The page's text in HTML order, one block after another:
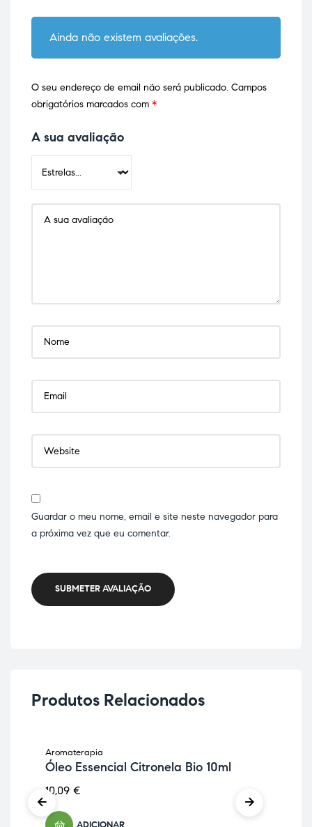
Ainda não existem avaliações.
O seu endereço de email não será publicado. Campos
obrigatórios marcados com *
A sua avaliação
Guardar o meu nome, email e site neste navegador para
a próxima vez que eu comentar.
SUBMETER AVALIAÇÃO
Produtos Relacionados
Aromaterapia
Óleo Essencial Citronela Bio 10ml
10,09 €